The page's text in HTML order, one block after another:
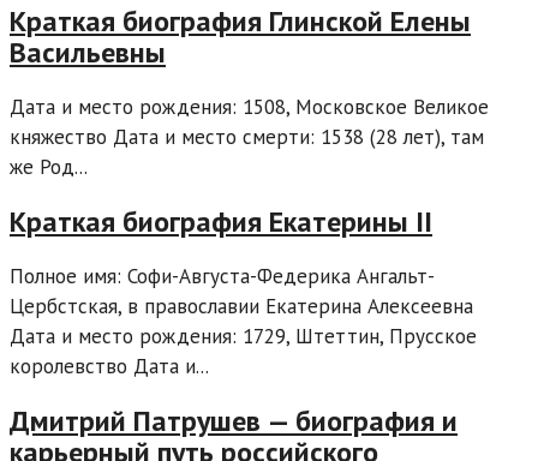
Краткая биография Глинской Елены
Васильевны
Дата и место рождения: 1508, Московское Великое
княжество Дата и место смерти: 1538 (28 лет), там
же Род...
Краткая биография Екатерины II
Полное имя: Софи-Августа-Федерика Ангальт-
Цербстская, в православии Екатерина Алексеевна
Дата и место рождения: 1729, Штеттин, Прусское
королевство Дата и...
Дмитрий Патрушев — биография и
карьерный путь российского